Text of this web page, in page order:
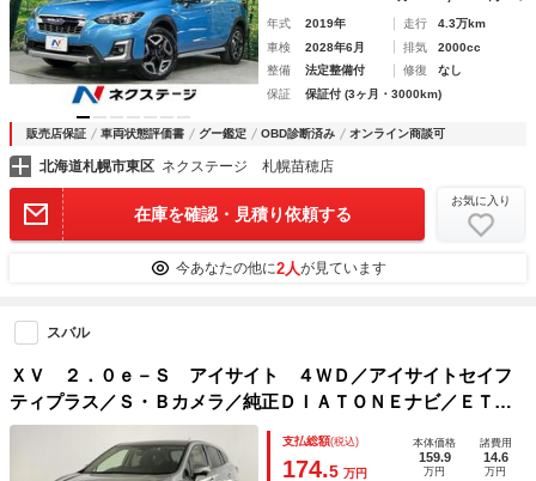
年式 2019年 走行
4.3万km
車検
2028年6月 排気
2000cc
整備
法定整備付 修復
なし
保証
保証付 (3ヶ月・3000km)
販売店保証 車両状態評価書 グー鑑定 OBD診断済み オンライン商談可
北海道札幌市東区 ネクステージ 札幌苗穂店
在庫を確認・見積り依頼する
お気に入り
今あなたの他に2人が見ています
スバル
ＸＶ ２．０ｅ－Ｓ アイサイト ４ＷＤ／アイサイトセイフ
ティプラス／Ｓ・Ｂカメラ／純正ＤＩＡＴＯＮＥナビ／ＥＴＣ
／アイサイトコアテクノロジー／アダプティブドライビングビ
ーム／Ｐシート・運転席メモリー付／ＬＥＤヘッド・フォグラ
支払総額(税込)
174.5 万円
本体価格
159.9
万円
諸費用
14.6
万円